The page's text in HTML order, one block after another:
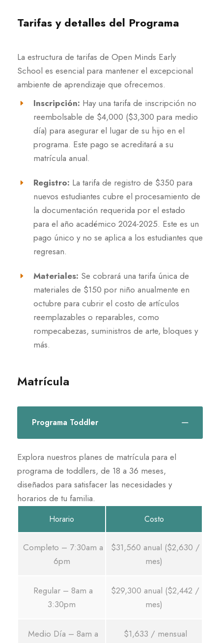
Tarifas y detalles del Programa
La estructura de tarifas de Open Minds Early
School es esencial para mantener el excepcional
ambiente de aprendizaje que ofrecemos.
Inscripción: Hay una tarifa de inscripción no
reembolsable de $4,000 ($3,300 para medio
día) para asegurar el lugar de su hijo en el
programa. Este pago se acreditará a su
matrícula anual.
Registro: La tarifa de registro de $350 para
nuevos estudiantes cubre el procesamiento de
la documentación requerida por el estado
para el año académico 2024-2025. Este es un
pago único y no se aplica a los estudiantes que
regresan.
Materiales: Se cobrará una tarifa única de
materiales de $150 por niño anualmente en
octubre para cubrir el costo de artículos
reemplazables o reparables, como
rompecabezas, suministros de arte, bloques y
más.
Matrícula
Programa Toddler
Explora nuestros planes de matrícula para el
programa de toddlers, de 18 a 36 meses,
diseñados para satisfacer las necesidades y
horarios de tu familia.
Horario Costo
Completo – 7:30am a
6pm
$31,560 anual ($2,630 /
mes)
Regular – 8am a
3:30pm
$29,300 anual ($2,442 /
mes)
Medio Día – 8am a
$1,633 / mensual